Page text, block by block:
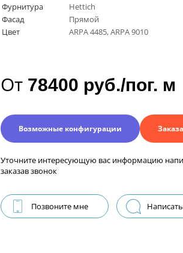
Фурнитура
Hettich
Фасад
Прямой
Цвет
ARPA 4485, ARPA 9010
От 78400 руб./пог. м
Возможные конфигурации
Уточните интересующую вас информацию
заказав звонок
Позвоните мне